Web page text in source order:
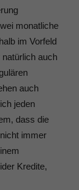
monatliche
im Vorfeld
auch
auch
jeden
dass die
immer
Kredite,